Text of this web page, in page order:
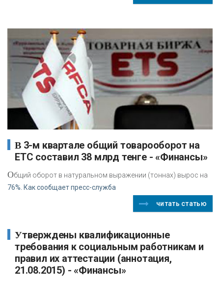
В 3-м квартале общий товарооборот на
ЕТС составил 38 млрд тенге - «Финансы»
Общий оборот в натуральном выражении (тоннах) вырос на
76%. Как сообщает пресс-служба
читать статью
Утверждены квалификационные
требования к социальным работникам и
правил их аттестации (аннотация,
21.08.2015) - «Финансы»